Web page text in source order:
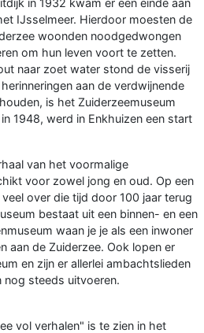
IJsselmeer. Hierdoor moesten de
woonden noodgedwongen
om hun leven voort te zetten.
naar zoet water stond de visserij
aan de verdwijnende
is het Zuiderzeemuseum
1948, werd in Enkhuizen een start
van het voormalige
voor zowel jong en oud. Op een
over die tijd door 100 jaar terug
bestaat uit een binnen- en een
waan je je als een inwoner
aan de Zuiderzee. Ook lopen er
en zijn er allerlei ambachtslieden
nog steeds uitvoeren.
vol verhalen" is te zien in het